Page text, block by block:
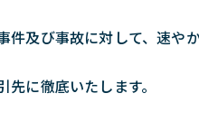
件及び事故に対して、速や
に徹底いたします。